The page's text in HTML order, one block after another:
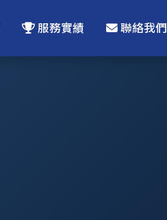
服務實績 聯絡我們